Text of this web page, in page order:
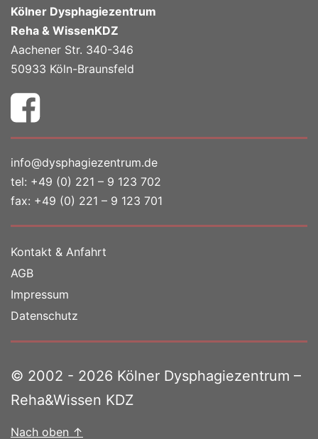
Kölner Dysphagiezentrum
Reha & WissenKDZ
Aachener Str. 340-346
50933 Köln-Braunsfeld
info@dysphagiezentrum.de
tel: +49 (0) 221 – 9 123 702
fax: +49 (0) 221 – 9 123 701
Kontakt & Anfahrt
AGB
Impressum
Datenschutz
© 2002 - 2026 Kölner Dysphagiezentrum –
Reha&Wissen KDZ
Nach oben ↑